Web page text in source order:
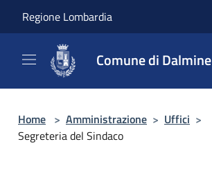
Regione Lombardia
Comune di Dalmine
Home > Amministrazione > Uffici >
Segreteria del Sindaco